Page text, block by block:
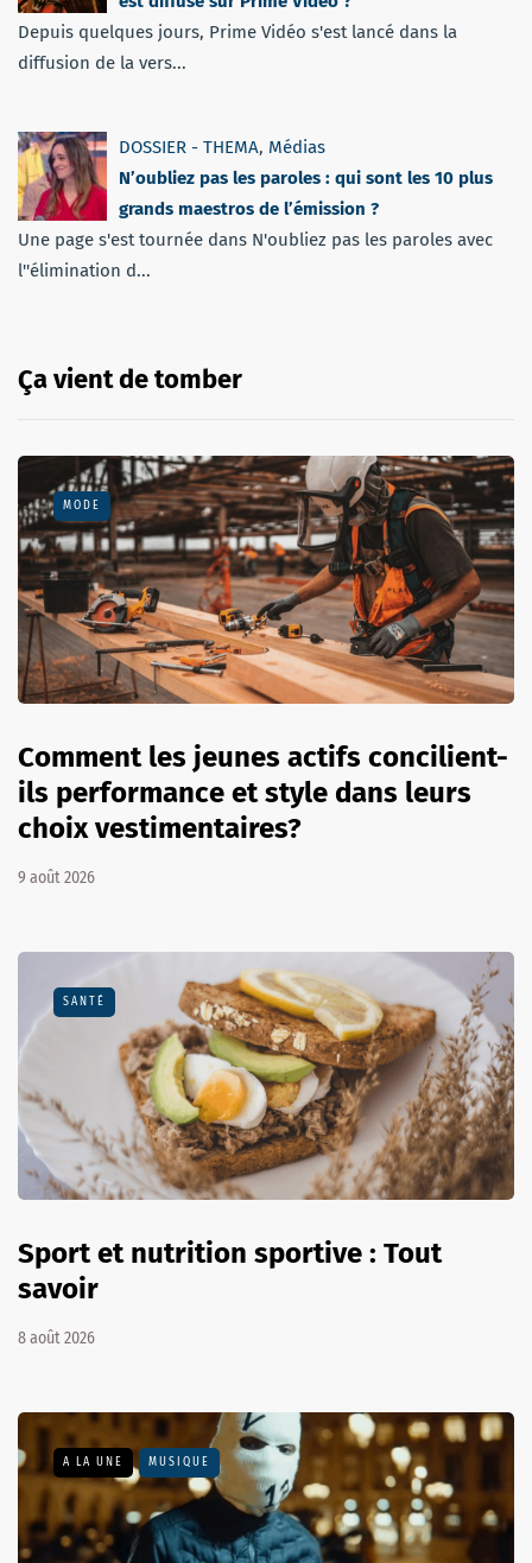
Depuis quelques jours, Prime Vidéo s'est lancé dans la
diffusion de la vers...
DOSSIER - THEMA, Médias
N’oubliez pas les paroles : qui sont les 10 plus
grands maestros de l’émission ?
Une page s'est tournée dans N'oubliez pas les paroles avec
l''élimination d...
Ça vient de tomber
MODE
Comment les jeunes actifs concilient-
ils performance et style dans leurs
choix vestimentaires?
9 août 2026
SANTÉ
Sport et nutrition sportive : Tout
savoir
8 août 2026
A LA UNE MUSIQUE